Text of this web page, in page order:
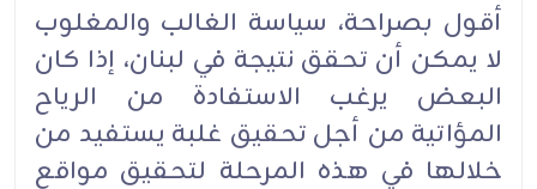
أقول بصراحة، سياسة الغالب والمغلوب
لا يمكن أن تحقق نتيجة في لبنان، إذا كان
البعض يرغب الاستفادة من الرياح
المؤاتية من أجل تحقيق غلبة يستفيد من
خلالها في هذه المرحلة لتحقيق مواقع